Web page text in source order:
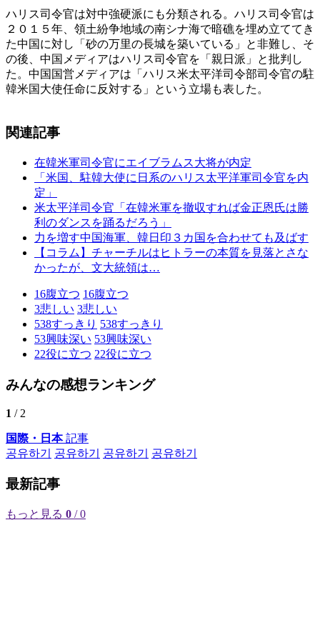
ハリス司令官は対中強硬派にも分類される。ハリス司令官は
２０１５年、領土紛争地域の南シナ海で暗礁を埋め立ててき
た中国に対し「砂の万里の長城を築いている」と非難し、そ
の後、中国メディアはハリス司令官を「親日派」と批判し
た。中国国営メディアは「ハリス米太平洋司令部司令官の駐
韓米国大使任命に反対する」という立場も表した。
関連記事
在韓米軍司令官にエイブラムス大将が内定
「米国、駐韓大使に日系のハリス太平洋軍司令官を内
定」
米太平洋司令官「在韓米軍を撤収すれば金正恩氏は勝
利のダンスを踊るだろう」
力を増す中国海軍、韓日印３カ国を合わせても及ばす
【コラム】チャーチルはヒトラーの本質を見落とさな
かったが、文大統領は…
16腹立つ 16腹立つ
3悲しい 3悲しい
538すっきり 538すっきり
53興味深い 53興味深い
22役に立つ 22役に立つ
みんなの感想ランキング
1 / 2
国際・日本記事
공유하기
공유하기 공유하기 공유하기
最新記事
もっと見る 0 / 0